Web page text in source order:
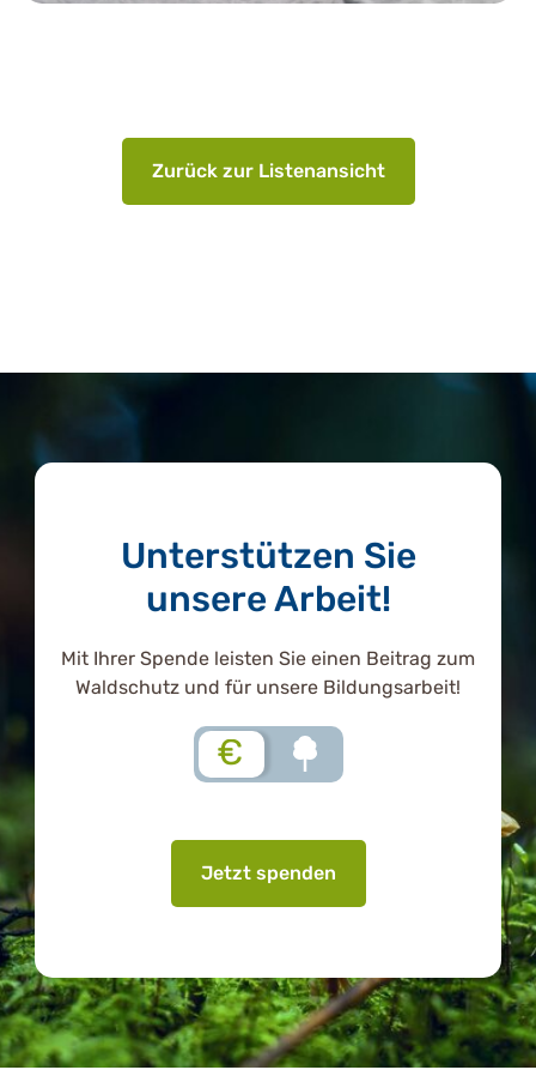
Zurück zur Listenansicht
Unterstützen Sie
unsere Arbeit!
Mit Ihrer Spende leisten Sie einen Beitrag zum
Waldschutz und für unsere Bildungsarbeit!
€
Jetzt spenden